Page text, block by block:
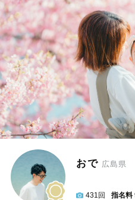
おで 広島県
431回 指名料